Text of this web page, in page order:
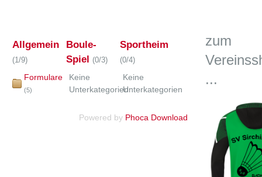
Allgemein
(1/9)
Formulare
(5)
Boule-
Spiel (0/3)
Keine
Unterkategorien
Sportheim
(0/4)
Keine
Unterkategorien
Powered by Phoca Download
zum
...